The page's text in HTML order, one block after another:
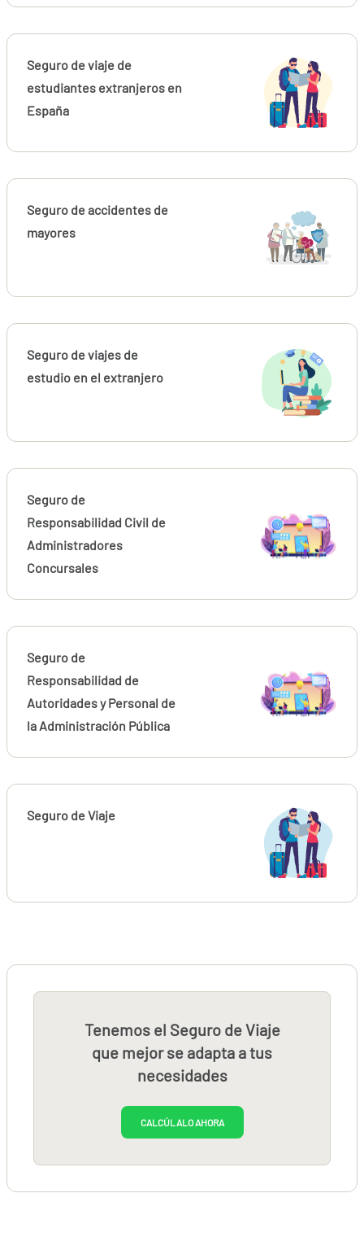
Seguro de viaje de
estudiantes extranjeros en
España
Seguro de accidentes de
mayores
Seguro de viajes de
estudio en el extranjero
Seguro de
Responsabilidad Civil de
Administradores
Concursales
Seguro de
Responsabilidad de
Autoridades y Personal de
la Administración Pública
Seguro de Viaje
Tenemos el Seguro de Viaje
que mejor se adapta a tus
necesidades
CALCÚLALO AHORA